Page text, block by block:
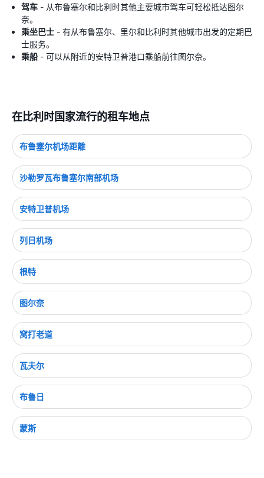
驾车 - 从布鲁塞尔和比利时其他主要城市驾车可轻松抵达图尔
奈。
乘坐巴士 - 有从布鲁塞尔、里尔和比利时其他城市出发的定期巴
士服务。
乘船 - 可以从附近的安特卫普港口乘船前往图尔奈。
在比利时国家流行的租车地点
布鲁塞尔机场距離
沙勒罗瓦布鲁塞尔南部机场
安特卫普机场
列日机场
根特
图尔奈
窝打老道
瓦夫尔
布鲁日
蒙斯